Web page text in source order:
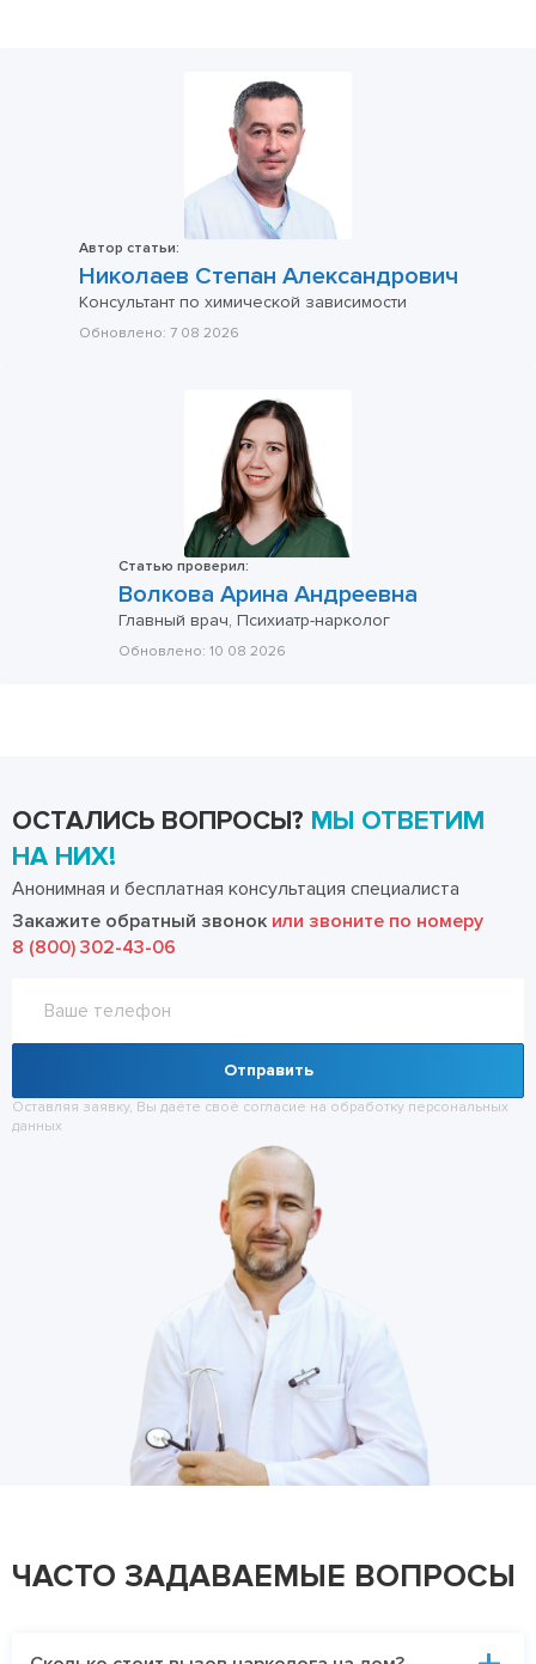
Автор статьи:
Николаев Степан Александрович
Консультант по химической зависимости
Обновлено: 7 08 2026
Статью проверил:
Волкова Арина Андреевна
Главный врач, Психиатр-нарколог
Обновлено: 10 08 2026
ОСТАЛИСЬ ВОПРОСЫ? МЫ ОТВЕТИМ
НА НИХ!
Анонимная и бесплатная консультация специалиста
Закажите обратный звонок или звоните по номеру
8 (800) 302-43-06
Отправить
Оставляя заявку, Вы даёте своё согласие на обработку персональных
данных
ЧАСТО ЗАДАВАЕМЫЕ ВОПРОСЫ